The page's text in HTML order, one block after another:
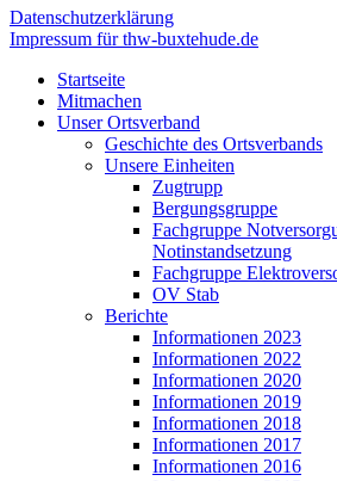
Datenschutzerklärung
Impressum für thw-buxtehude.de
Startseite
Mitmachen
Unser Ortsverband
Geschichte des Ortsverbands
Unsere Einheiten
Zugtrupp
Bergungsgruppe
Fachgruppe
Notinstandsetzung
Fachgruppe
OV Stab
Berichte
Informationen 2023
Informationen 2022
Informationen 2020
Informationen 2019
Informationen 2018
Informationen 2017
Informationen 2016